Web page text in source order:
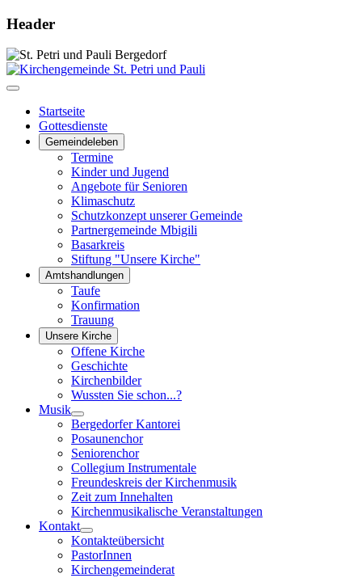
Header
Startseite
Gottesdienste
Gemeindeleben
Termine
Kinder und Jugend
Angebote für Senioren
Klimaschutz
Schutzkonzept unserer Gemeinde
Partnergemeinde Mbigili
Basarkreis
Stiftung "Unsere Kirche"
Amtshandlungen
Taufe
Konfirmation
Trauung
Unsere Kirche
Offene Kirche
Geschichte
Kirchenbilder
Wussten Sie schon...?
Musik
Bergedorfer Kantorei
Posaunenchor
Seniorenchor
Collegium Instrumentale
Freundeskreis der Kirchenmusik
Zeit zum Innehalten
Kirchenmusikalische Veranstaltungen
Kontakt
Kontakteübersicht
PastorInnen
Kirchengemeinderat